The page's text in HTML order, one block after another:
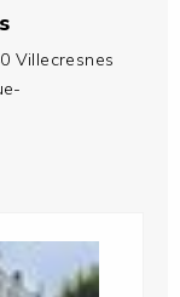
Villecresnes